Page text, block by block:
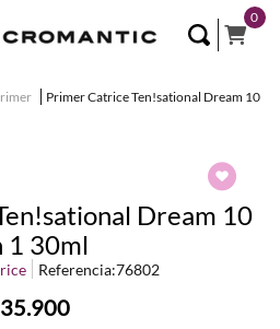
0
Primer Catrice Ten!sational Dream 10
Dream 10
1 30ml
Referencia:76802
35.900